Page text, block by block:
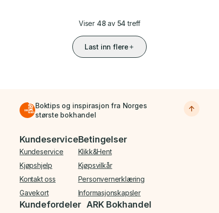
Viser 48 av 54 treff
Last inn flere
Boktips og inspirasjon fra Norges
største bokhandel
Bunnmeny
Kundeservice
Kundeservice
Kjøpshjelp
Kontakt oss
Gavekort
Betingelser
Klikk&Hent
Kjøpsvilkår
Personvernerklæring
Informasjonskapsler
Kundefordeler ARK Bokhandel